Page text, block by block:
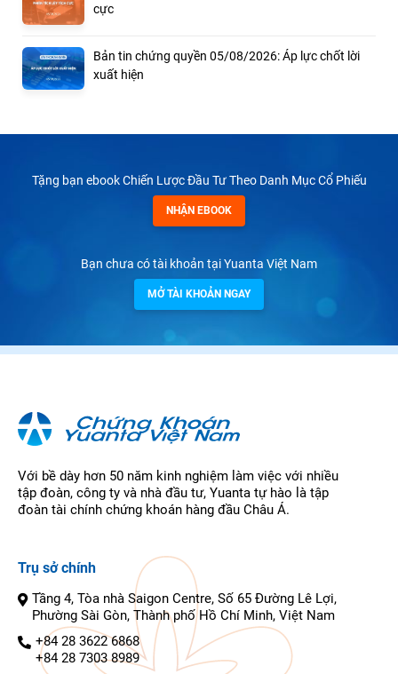
cực
Bản tin chứng quyền 05/08/2026: Áp lực chốt lời
xuất hiện
Tặng bạn ebook Chiến Lược Đầu Tư Theo Danh Mục Cổ Phiếu
NHẬN EBOOK
Bạn chưa có tài khoản tại Yuanta Việt Nam
MỞ TÀI KHOẢN NGAY
Với bề dày hơn 50 năm kinh nghiệm làm việc với nhiều
tập đoàn, công ty và nhà đầu tư, Yuanta tự hào là tập
đoàn tài chính chứng khoán hàng đầu Châu Á.
Trụ sở chính
Tầng 4, Tòa nhà Saigon Centre, Số 65 Đường Lê Lợi,
Phường Sài Gòn, Thành phố Hồ Chí Minh, Việt Nam
+84 28 3622 6868
+84 28 7303 8989